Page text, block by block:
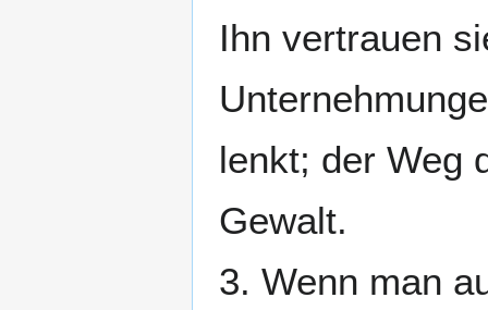
Ihn vertrauen
lenkt; der Weg
Gewalt.
3. Wenn man